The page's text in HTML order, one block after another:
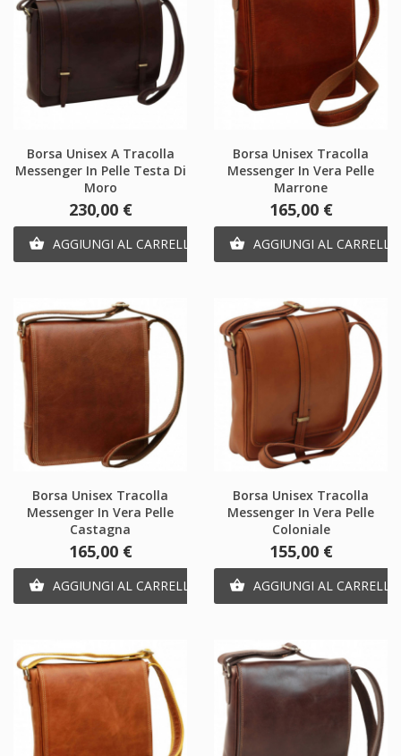
Borsa Unisex A Tracolla
Messenger In Pelle Testa Di
Moro
Prezzo
230,00 €
 AGGIUNGI AL CARRELLO
Borsa Unisex Tracolla
Messenger In Vera Pelle
Marrone
Prezzo
165,00 €
 AGGIUNGI AL CARRELLO
Borsa Unisex Tracolla
Messenger In Vera Pelle
Castagna
Prezzo
165,00 €
 AGGIUNGI AL CARRELLO
Borsa Unisex Tracolla
Messenger In Vera Pelle
Coloniale
Prezzo
155,00 €
 AGGIUNGI AL CARRELLO